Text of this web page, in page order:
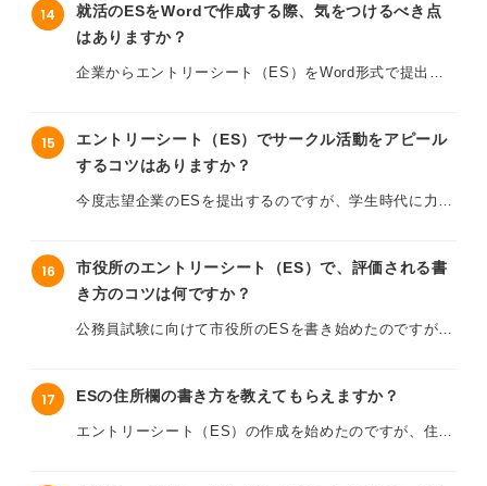
単に「卒業」とだけ書いてしまうと、その後の1年間が何
ブな印象を与えないか心配です。
合でも、詳細に記述した方が良いのでしょうか？
研究生期間の正しい書き方のルールや、この期間を「前
良いものなのでしょうか？
国家資格ではない民間資格なので、中途採用の書類選考
特に現在は事務職や営業職を志望していて、心理専門職
て、この資格をどうアピールすればプラスの評価につな
げられるのか、具体的なコツを教えてください。
14
就活のESをWordで作成する際、気をつけるべき点
はありますか？
企業からエントリーシート（ES）をWord形式で提出す
普段大学のレポートなどでWordは使っていますが、就活
の書類となると、フォントの種類やサイズ、行間などを
またいざ書き始めてみると、文字数のバランスやレイア
ウトが崩れてしまい、読みづらくなっていないか心配で
ったマナーについても教えてください。
15
エントリーシート（ES）でサークル活動をアピール
するコツはありますか？
今度志望企業のESを提出するのですが、学生時代に力を
しかし活動実績として全国大会に出場したような華々し
い成果があるわけではないため、日常的な活動をどう伝
ただ活動内容を説明するだけになってしまいそうで、自
サークルで役職に就いていなかった場合でも、企業に伝
16
市役所のエントリーシート（ES）で、評価される書
き方のコツは何ですか？
公務員試験に向けて市役所のESを書き始めたのですが、
自治体の基本方針や総合計画などを読み込んでみました
17 ESの住所欄の書き方を教えてもらえますか？
エントリーシート（ES）の作成を始めたのですが、住所